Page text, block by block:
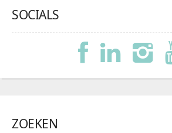
SOCIALS
ZOEKEN